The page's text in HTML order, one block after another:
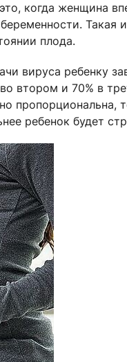
когда женщина
Такая
плода.
вируса ребенку
втором и 70% в
пропорциональна,
ребенок будет